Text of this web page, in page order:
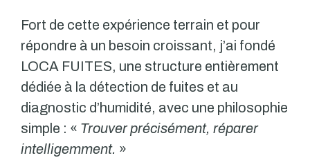
Fort de cette expérience terrain et pour
répondre à un besoin croissant, j’ai fondé
LOCA FUITES, une structure entièrement
dédiée à la détection de fuites et au
diagnostic d’humidité, avec une philosophie
simple : « Trouver précisément, réparer
intelligemment. »